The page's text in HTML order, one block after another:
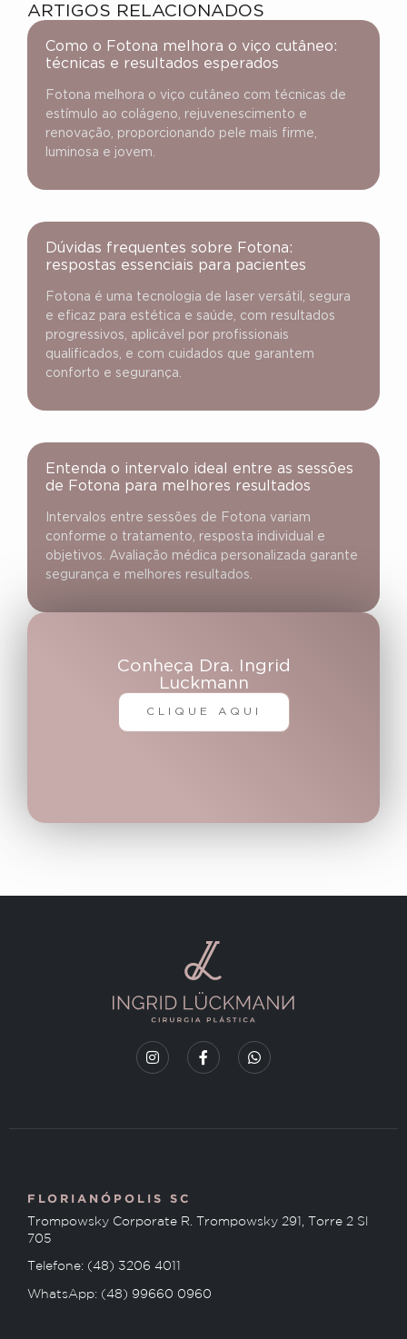
ARTIGOS RELACIONADOS
Como o Fotona melhora o viço cutâneo:
técnicas e resultados esperados
Fotona melhora o viço cutâneo com técnicas de
estímulo ao colágeno, rejuvenescimento e
renovação, proporcionando pele mais firme,
luminosa e jovem.
Dúvidas frequentes sobre Fotona:
respostas essenciais para pacientes
Fotona é uma tecnologia de laser versátil, segura
e eficaz para estética e saúde, com resultados
progressivos, aplicável por profissionais
qualificados, e com cuidados que garantem
conforto e segurança.
Entenda o intervalo ideal entre as sessões
de Fotona para melhores resultados
Intervalos entre sessões de Fotona variam
conforme o tratamento, resposta individual e
objetivos. Avaliação médica personalizada garante
segurança e melhores resultados.
Conheça Dra. Ingrid
Luckmann
CLIQUE AQUI
FLORIANÓPOLIS SC
Trompowsky Corporate R. Trompowsky 291, Torre 2 Sl
705
Telefone: (48) 3206 4011
WhatsApp: (48) 99660 0960